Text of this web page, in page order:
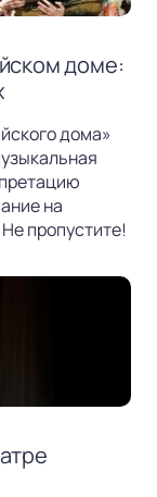
доме:
дома»
на
пропустите!